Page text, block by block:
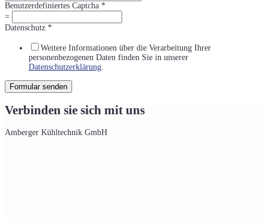
Benutzerdefiniertes Captcha *
=
Datenschutz *
Weitere Informationen über die Verarbeitung Ihrer
personenbezogenen Daten finden Sie in unserer
Datenschutzerklärung
Formular senden
Verbinden sie sich mit uns
Amberger Kühltechnik GmbH